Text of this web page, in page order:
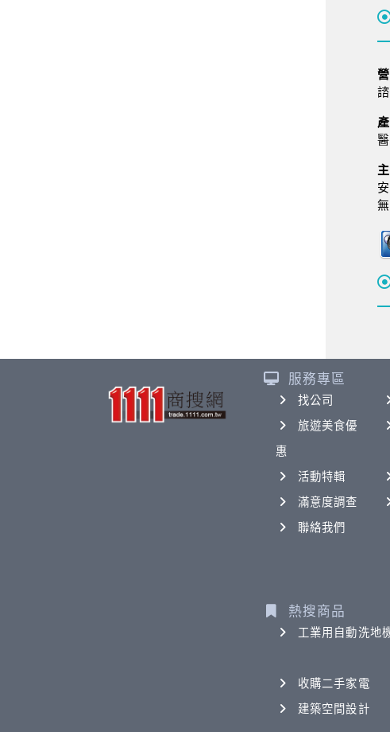
服務專區
找公司
旅遊美食優
惠
活動特輯
滿意度調查
聯絡我們
熱搜商品
工業用自動洗地
收購二手家電
建築空間設計